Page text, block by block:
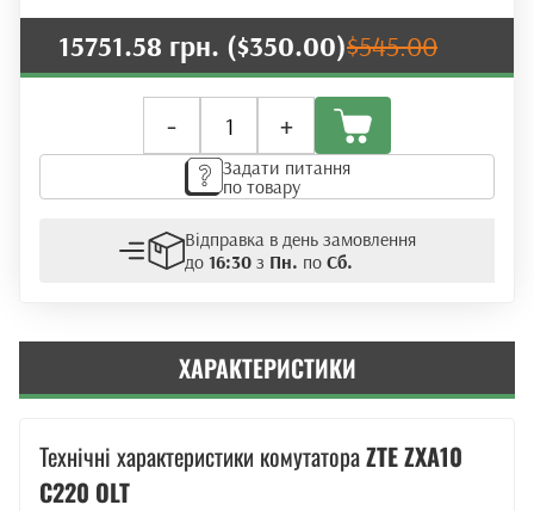
15751.58 грн. ($350.00)$545.00
-
лінійний
термінал
ZTE
C220
2*EIG/F
+
FAN
кількість
+
Задати питання
по товару
Відправка в день замовлення
до 16:30з Пн. по Сб.
ХАРАКТЕРИСТИКИ
Технічні характеристики комутатораZTE ZXA10
C220 OLT